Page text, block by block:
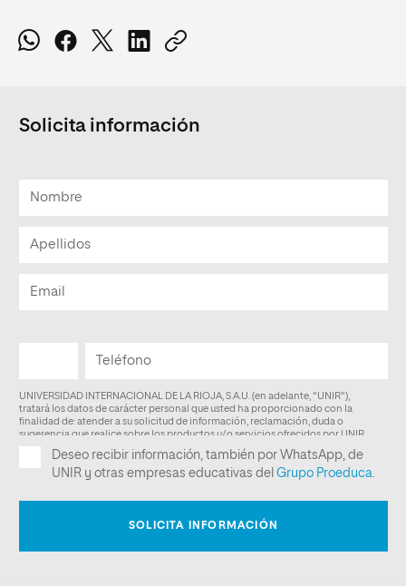
Solicita información